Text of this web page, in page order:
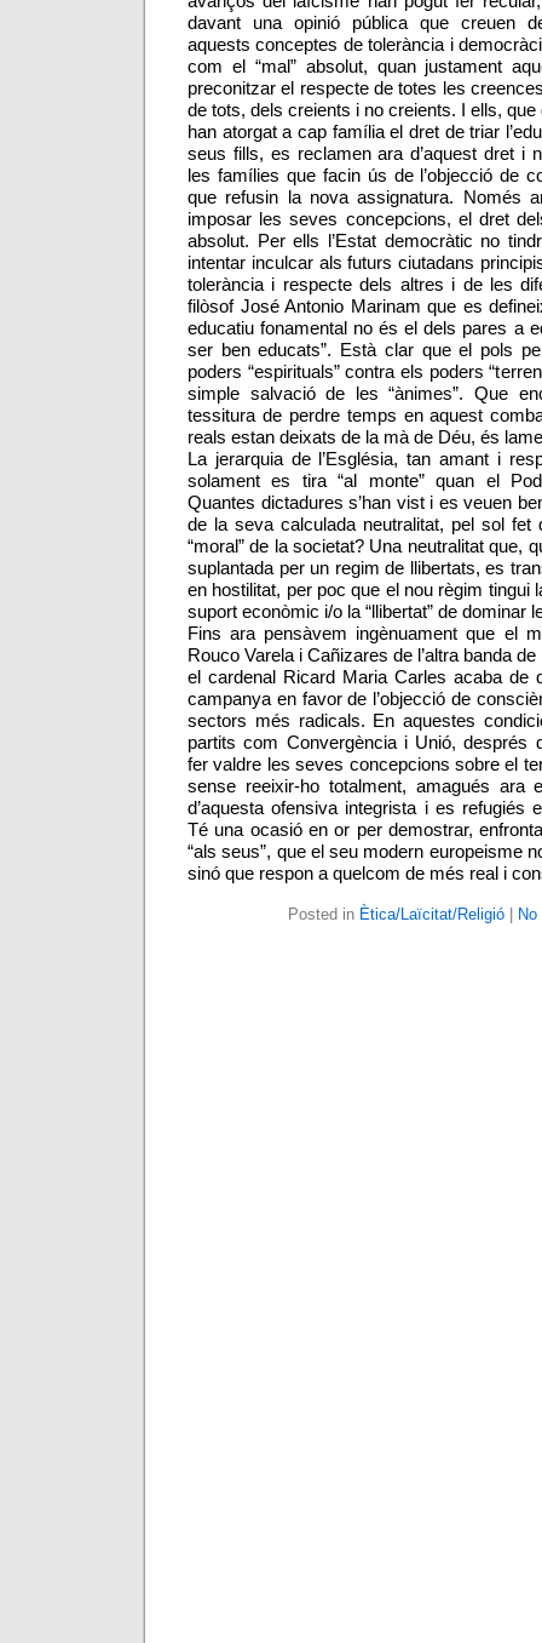
davant una opinió pública que creuen
aquests conceptes de tolerància i
com el “mal” absolut, quan justament
preconitzar el respecte de totes les
de tots, dels creients i no creients. I ells,
han atorgat a cap família el dret de triar
seus fills, es reclamen ara d’aquest dret i
les famílies que facin ús de l’objecció de
que refusin la nova assignatura. Només
imposar les seves concepcions, el dret
absolut. Per ells l’Estat democràtic no
intentar inculcar als futurs ciutadans
tolerància i respecte dels altres i de les
filòsof José Antonio Marinam que es
educatiu fonamental no és el dels pares a
ser ben educats”. Està clar que el pols
poders “espirituals” contra els poders
simple salvació de les “ànimes”. Que
tessitura de perdre temps en aquest
reals estan deixats de la mà de Déu, és
La jerarquia de l’Església, tan amant i
solament es tira “al monte” quan el
Quantes dictadures s’han vist i es veuen
de la seva calculada neutralitat, pel sol fet
“moral” de la societat? Una neutralitat que,
suplantada per un regim de llibertats, es
en hostilitat, per poc que el nou règim tingui
suport econòmic i/o la “llibertat” de dominar
Fins ara pensàvem ingènuament que el
Rouco Varela i Cañizares de l’altra banda
el cardenal Ricard Maria Carles acaba de
campanya en favor de l’objecció de
sectors més radicals. En aquestes
partits com Convergència i Unió, després
fer valdre les seves concepcions sobre el
sense reeixir-ho totalment, amagués ara
d’aquesta ofensiva integrista i es refugiés
Té una ocasió en or per demostrar,
“als seus”, que el seu modern europeisme
sinó que respon a quelcom de més real i
Posted in Ètica/Laïcitat/Religió